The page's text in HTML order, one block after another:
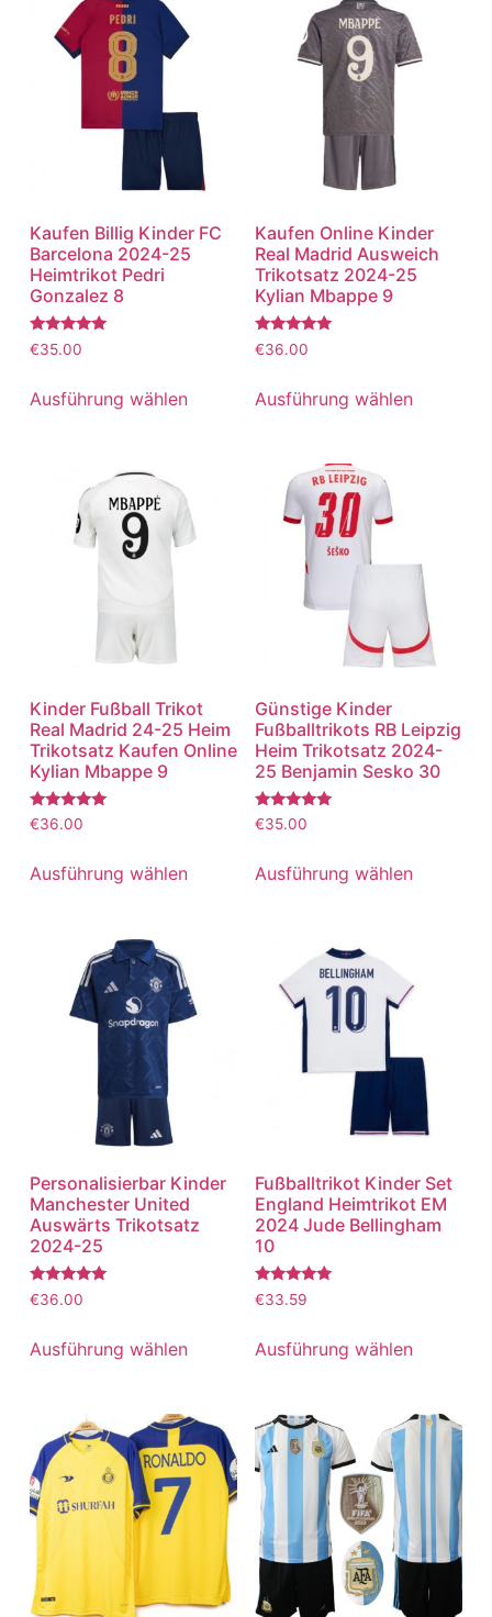
Kaufen Billig Kinder FC
Barcelona 2024-25
Heimtrikot Pedri
Gonzalez 8
Bewertet
mit
€35.00
Ausführung wählen
Kaufen Online Kinder
Real Madrid Ausweich
Trikotsatz 2024-25
Kylian Mbappe 9
Bewertet
mit
€36.00
Ausführung wählen
Kinder Fußball Trikot
Real Madrid 24-25 Heim
Trikotsatz Kaufen Online
Kylian Mbappe 9
Bewertet
mit
von 5
€36.00
Ausführung wählen
Günstige Kinder
Fußballtrikots RB Leipzig
Heim Trikotsatz 2024-
25 Benjamin Sesko 30
Bewertet
mit
von 5
€35.00
Ausführung wählen
Personalisierbar Kinder
Manchester United
Auswärts Trikotsatz
2024-25
Bewertet
mit
€36.00
Ausführung wählen
Fußballtrikot Kinder Set
England Heimtrikot EM
2024 Jude Bellingham
10
Bewertet
mit
€33.59
Ausführung wählen